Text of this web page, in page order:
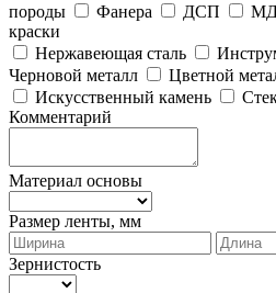
породы
Фанера ДСП
краски
Нержавеющая сталь
Черновой металл
Цветной
Искусственный камень
Комментарий
Материал основы
Размер ленты, мм
Зернистость